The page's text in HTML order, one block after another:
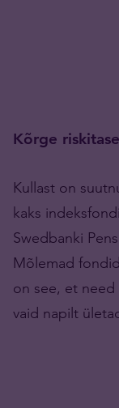
Kõrge
Kullast on
kaks
Swedbanki
Mõlemad
on see, et
vaid napilt